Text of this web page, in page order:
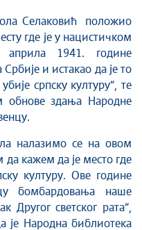
Селаковић положио
где је у нацистичком
априла 1941. године
и истакао да је то
српску културу“, те
обнове здања Народне
налазимо се на овом
да кажем да је место где
културу. Ове године
бомбардовања наше
Другог светског рата“,
је Народна библиотека